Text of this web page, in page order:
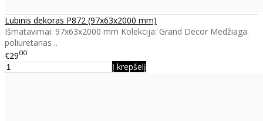
Lubinis dekoras P872 (97x63x2000 mm)
Išmatavimai: 97x63x2000 mm Kolekcija: Grand Decor Medžiaga:
poliuretanas ..
€2900
Į krepšelį